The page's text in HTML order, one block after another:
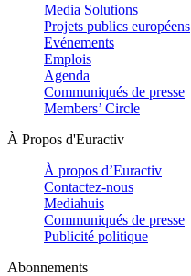
Media Solutions
Projets publics européens
Evénements
Emplois
Agenda
Communiqués de presse
Members’ Circle
À Propos d'Euractiv
À propos d’Euractiv
Contactez-nous
Mediahuis
Communiqués de presse
Publicité politique
Abonnements